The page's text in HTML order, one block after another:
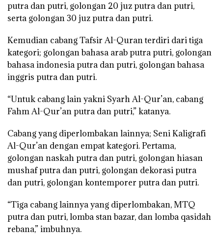
putra dan putri, golongan 20 juz putra dan putri,
serta golongan 30 juz putra dan putri.
Kemudian cabang Tafsir Al-Quran terdiri dari tiga
kategori; golongan bahasa arab putra putri, golongan
bahasa indonesia putra dan putri, golongan bahasa
inggris putra dan putri.
“Untuk cabang lain yakni Syarh Al-Qur’an, cabang
Fahm Al-Qur’an putra dan putri,” katanya.
Cabang yang diperlombakan lainnya; Seni Kaligrafi
Al-Qur’an dengan empat kategori. Pertama,
golongan naskah putra dan putri, golongan hiasan
mushaf putra dan putri, golongan dekorasi putra
dan putri, golongan kontemporer putra dan putri.
“Tiga cabang lainnya yang diperlombakan, MTQ
putra dan putri, lomba stan bazar, dan lomba qasidah
rebana,” imbuhnya.